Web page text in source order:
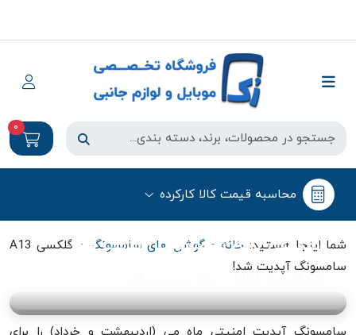
0
محاسبه قیمت کالا کارکرده
شما اینجا هستید: خانه - گوشی های سامسونگ-
گلکسی A13
سامسونگ آپدیت شد!
گوشی های سامسونگ
گلکسی A13 سامسونگ آپدیت شد!